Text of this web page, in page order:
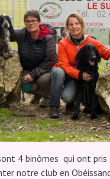
4 binômes qui ont
notre club en